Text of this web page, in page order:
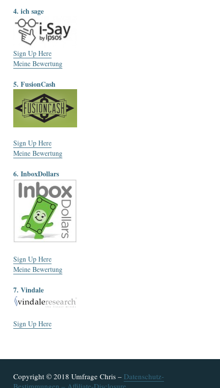
4. ich sage
Sign Up Here
Meine Bewertung
5. FusionCash
Sign Up Here
Meine Bewertung
6. InboxDollars
Sign Up Here
Meine Bewertung
7. Vindale
Sign Up Here
Copyright © 2018 Umfrage Chris – Datenschutz-
Bestimmungen – Affiliate-Disclosure